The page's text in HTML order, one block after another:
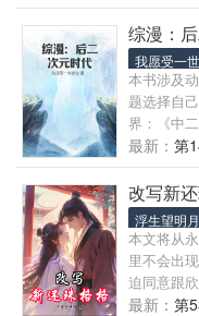
掏心掏肺
爱了，她
出现的人
看脸，你
打成重伤
关注，根
即将落入
送给了肖
虎、逗灵
综漫：
我愿受一
本书涉及
题选择自
界：《中
弹》《食
梦》、《
问题》、
《夏目友
月的狮子
生活》 《
《妖怪旅
莱姆这档
最新： 第
改写新
浮生望明月
本文将从
里不会出
迫同意跟
功。希望
最新： 第